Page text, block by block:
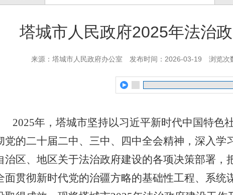
塔城市人民政府2025年法治
来源：塔城市人民政府办公室 发布时间：2026-03-19 浏览次
2025年，塔城市坚持以习近平新时代中国特色
党的二十届二中、三中、四中全会精神，深入学
治区、地区关于法治政府建设的各项决策部署，
面贯彻新时代党的治疆方略的基础性工程、系统